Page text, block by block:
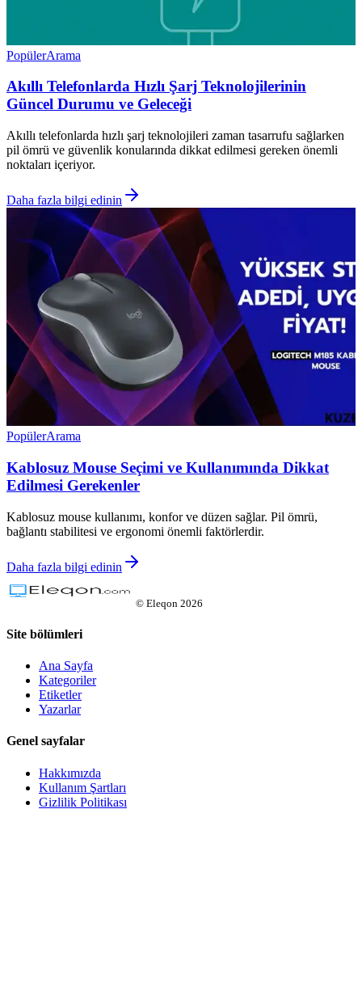
PopülerArama
Akıllı Telefonlarda Hızlı Şarj Teknolojilerinin
Güncel Durumu ve Geleceği
Akıllı telefonlarda hızlı şarj teknolojileri zaman tasarrufu sağlarken
pil ömrü ve güvenlik konularında dikkat edilmesi gereken önemli
noktaları içeriyor.
Daha fazla bilgi edinin
PopülerArama
Kablosuz Mouse Seçimi ve Kullanımında Dikkat
Edilmesi Gerekenler
Kablosuz mouse kullanımı, konfor ve düzen sağlar. Pil ömrü,
bağlantı stabilitesi ve ergonomi önemli faktörlerdir.
Daha fazla bilgi edinin
© Eleqon 2026
Site bölümleri
Ana Sayfa
Kategoriler
Etiketler
Yazarlar
Genel sayfalar
Hakkımızda
Kullanım Şartları
Gizlilik Politikası